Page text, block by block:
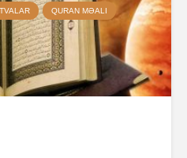
QURAN MƏALI